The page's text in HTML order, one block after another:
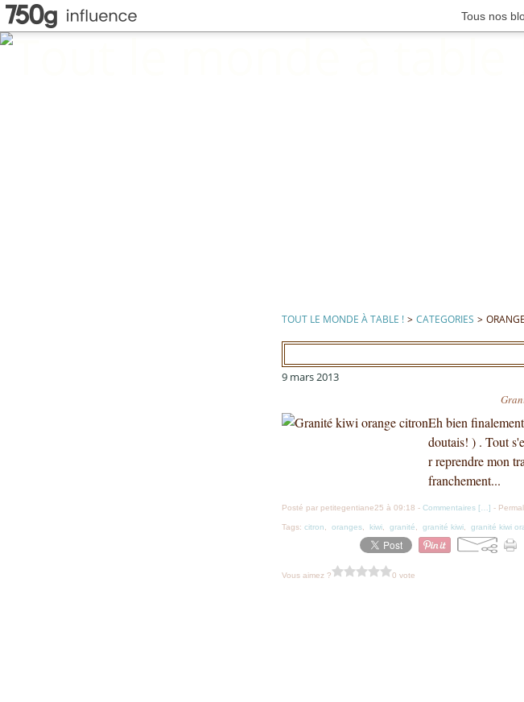
Tous nos
TOUT LE MONDE À TABLE ! > CATEGORIES >
9 mars 2013
Eh bien
doutais! ) . Tout
r reprendre mon
franchement...
Posté par petitegentiane25 à 09:18 - Commentaires [ ] -
Tags: citron oranges kiwi granité granité kiwi granité kiwi
Vous aimez ? 0 vote